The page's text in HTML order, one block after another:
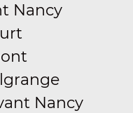
Nancy
Nancy